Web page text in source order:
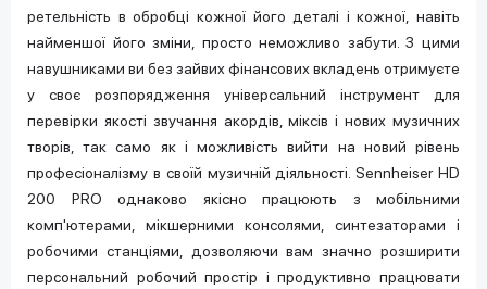
ретельність в обробці кожної його деталі і кожної, навіть
найменшої його зміни, просто неможливо забути. З цими
навушниками ви без зайвих фінансових вкладень отримуєте
у своє розпорядження універсальний інструмент для
перевірки якості звучання акордів, міксів і нових музичних
творів, так само як і можливість вийти на новий рівень
професіоналізму в своїй музичній діяльності. Sennheiser HD
200 PRO однаково якісно працюють з мобільними
комп'ютерами, мікшерними консолями, синтезаторами і
робочими станціями, дозволяючи вам значно розширити
персональний робочий простір і продуктивно працювати